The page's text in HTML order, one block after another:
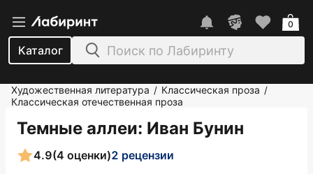
Каталог
0
Художественная литература / Классическая проза /
Классическая отечественная проза
Темные аллеи: Иван Бунин
4.9(4 оценки)2 рецензии